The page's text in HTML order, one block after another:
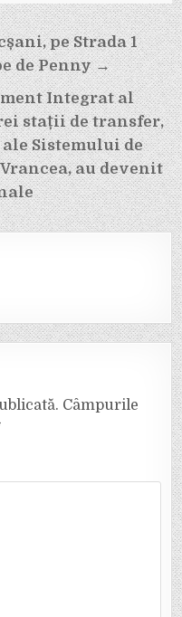
pe Strada 1
de Penny →
Integrat al
stații de transfer,
Sistemului de
au devenit
Câmpurile